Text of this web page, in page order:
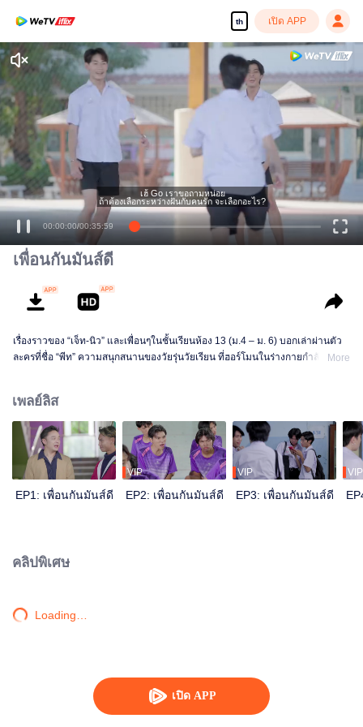
th เปิด APP
เปิด APP
เพลิดเพลินกับซีรีส์ความคมชัดสูงอย่างลื่นไหล
00:00:00/00:35:59
เฮ้ Go เราขอถามหน่อย
ถ้าต้องเลือกระหว่างฝันกับคนรัก จะเลือกอะไร?
เพื่อนกันมันส์ดี
เรื่องราวของ “เจ็ท-นิว” และเพื่อนๆในชั้นเรียนห้อง 13 (ม.4 – ม. 6) บอกเล่าผ่านตัว
ละครที่ชื่อ “พีท” ความสนุกสนานของวัยรุ่นวัยเรียน ที่ฮอร์โมนในร่างกายกำลังพุ่ง
เกิดขึ้นเพราะการอยากรู้อยากลองของวัยรุ่น เกิดขึ้นเพราะการไม่รู้ในหัวใจตัวเอง
หรือว่าเกิดขึ้นเพราะความสับสนของหัวใจ แล้วความรักไม่มีเพศจริงหรือไม่ เด็ก
สมัยนี้โตเกินวัยไปหรือเปล่า ค้นหาคำตอบเหล่านี้ได้ใน Lady Boy Friends The
Series เพื่อนกันมันส์ดี
More
เพลย์ลิส
EP1: เพื่อนกันมันส์ดี
VIP
EP2: เพื่อนกันมันส์ดี
VIP
EP3: เพื่อนกันมันส์ดี
VIP
คลิปพิเศษ
Loading…